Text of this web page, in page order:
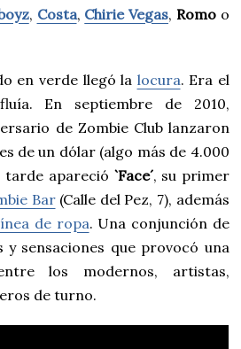
, Costa, Chirie Vegas, Romoo
en verde llegó la locura. Era el
En septiembre de 2010,
de Zombie Club lanzaron
de un dólar (algo más de 4.000
tarde apareció `Face´, su primer
Bar(Calle del Pez, 7), además
de ropa. Una conjunción de
y sensaciones que provocó una
los modernos, artistas,
de turno.